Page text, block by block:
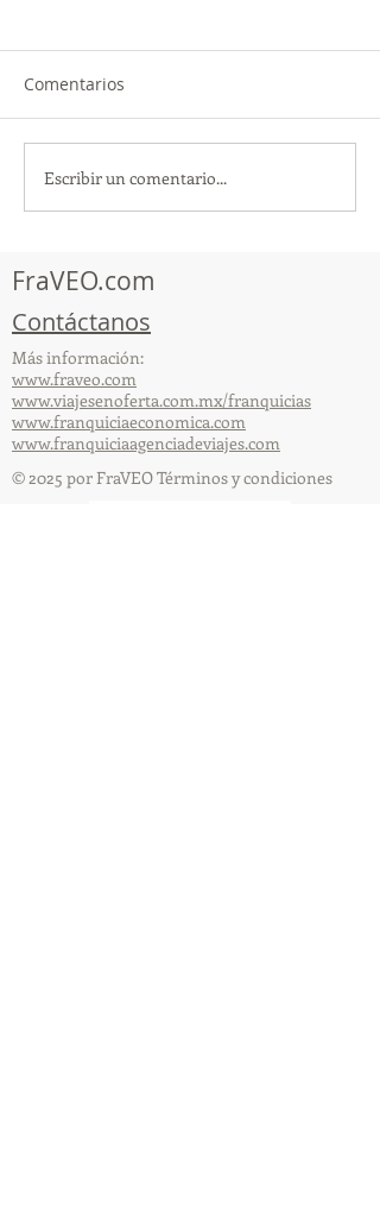
¡Acapulco y Guerrero se
Visten de Fiesta!
Comentarios
Escribir un comentario...
FraVEO.com
Contáctanos
Más información:
www.fraveo.com
www.viajesenoferta.com.mx/franquicias
www.franquiciaeconomica.com
www.franquiciaagenciadeviajes.com
© 2025 por FraVEO Términos y condiciones